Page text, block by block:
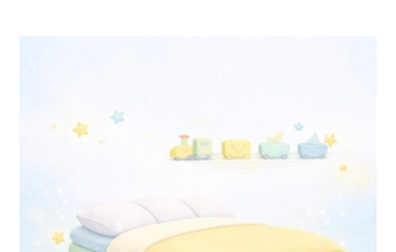
المختلفة